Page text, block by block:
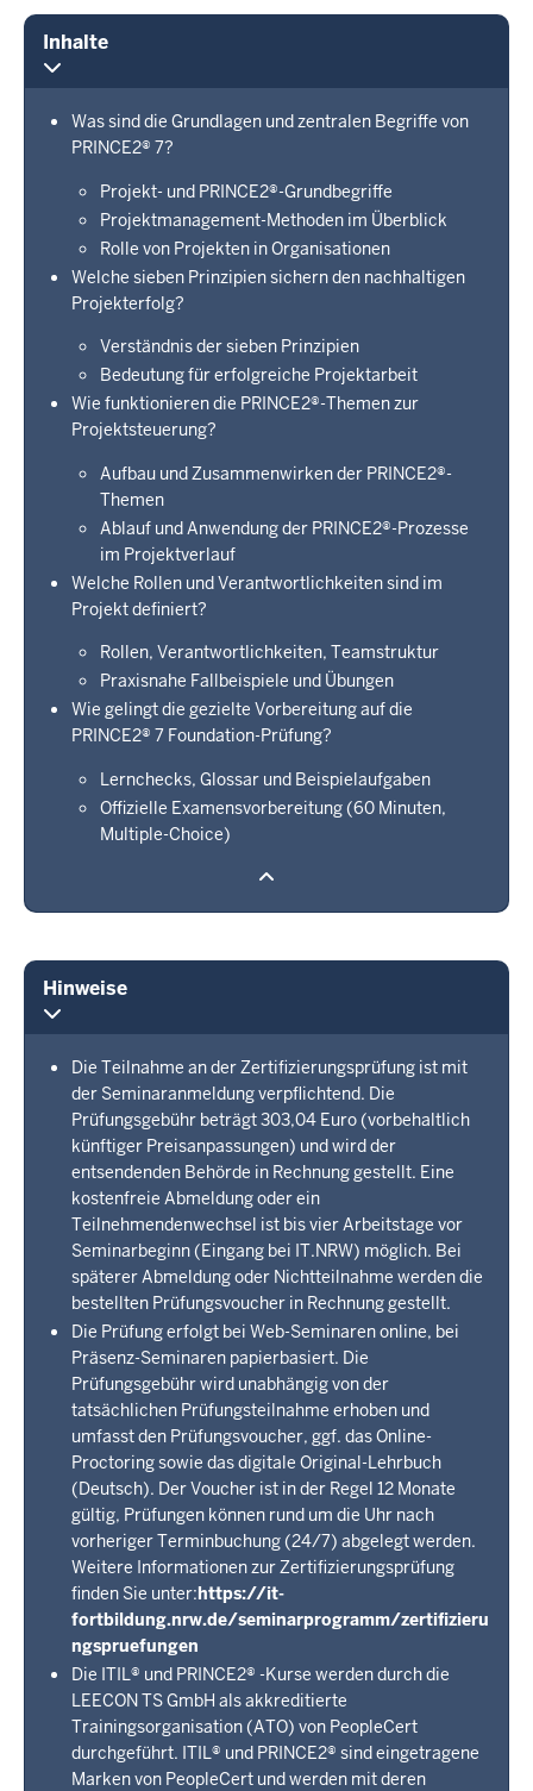
Inhalte
Was sind die Grundlagen und zentralen Begriffe von
PRINCE2® 7?
Projekt- und PRINCE2®-Grundbegriffe
Projektmanagement-Methoden im Überblick
Rolle von Projekten in Organisationen
Welche sieben Prinzipien sichern den nachhaltigen
Projekterfolg?
Verständnis der sieben Prinzipien
Bedeutung für erfolgreiche Projektarbeit
Wie funktionieren die PRINCE2®-Themen zur
Projektsteuerung?
Aufbau und Zusammenwirken der PRINCE2®-
Themen
Ablauf und Anwendung der PRINCE2®-Prozesse
im Projektverlauf
Welche Rollen und Verantwortlichkeiten sind im
Projekt definiert?
Rollen, Verantwortlichkeiten, Teamstruktur
Praxisnahe Fallbeispiele und Übungen
Wie gelingt die gezielte Vorbereitung auf die
PRINCE2® 7 Foundation-Prüfung?
Lernchecks, Glossar und Beispielaufgaben
Offizielle Examensvorbereitung (60 Minuten,
Multiple-Choice)
Hinweise
Die Teilnahme an der Zertifizierungsprüfung ist mit
der Seminaranmeldung verpflichtend. Die
Prüfungsgebühr beträgt 303,04 Euro (vorbehaltlich
künftiger Preisanpassungen) und wird der
entsendenden Behörde in Rechnung gestellt. Eine
kostenfreie Abmeldung oder ein
Teilnehmendenwechsel ist bis vier Arbeitstage vor
Seminarbeginn (Eingang bei IT.NRW) möglich. Bei
späterer Abmeldung oder Nichtteilnahme werden die
bestellten Prüfungsvoucher in Rechnung gestellt.
Die Prüfung erfolgt bei Web-Seminaren online, bei
Präsenz-Seminaren papierbasiert. Die
Prüfungsgebühr wird unabhängig von der
tatsächlichen Prüfungsteilnahme erhoben und
umfasst den Prüfungsvoucher, ggf. das Online-
Proctoring sowie das digitale Original-Lehrbuch
(Deutsch). Der Voucher ist in der Regel 12 Monate
gültig, Prüfungen können rund um die Uhr nach
vorheriger Terminbuchung (24/7) abgelegt werden.
Weitere Informationen zur Zertifizierungsprüfung
finden Sie unter:https://it-
fortbildung.nrw.de/seminarprogramm/zertifizieru
ngspruefungen
Die ITIL® und PRINCE2® -Kurse werden durch die
LEECON TS GmbH als akkreditierte
Trainingsorganisation (ATO) von PeopleCert
durchgeführt. ITIL® und PRINCE2® sind eingetragene
Marken von PeopleCert und werden mit deren